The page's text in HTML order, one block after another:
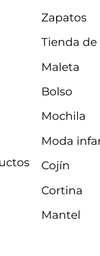
Zapatos
Tienda
Maleta
Bolso
Mochila
Moda
Cojín
Cortina
Mantel